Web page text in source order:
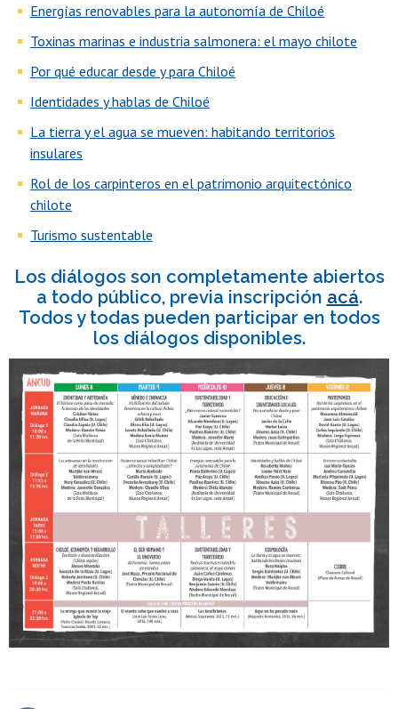
Energías renovables para la autonomía de Chiloé
Toxinas marinas e industria salmonera: el mayo chilote
Por qué educar desde y para Chiloé
Identidades y hablas de Chiloé
La tierra y el agua se mueven: habitando territorios
insulares
Rol de los carpinteros en el patrimonio arquitectónico
chilote
Turismo sustentable
Los diálogos son completamente abiertos
a todo público, previa inscripción acá.
Todos y todas pueden participar en todos
los diálogos disponibles.